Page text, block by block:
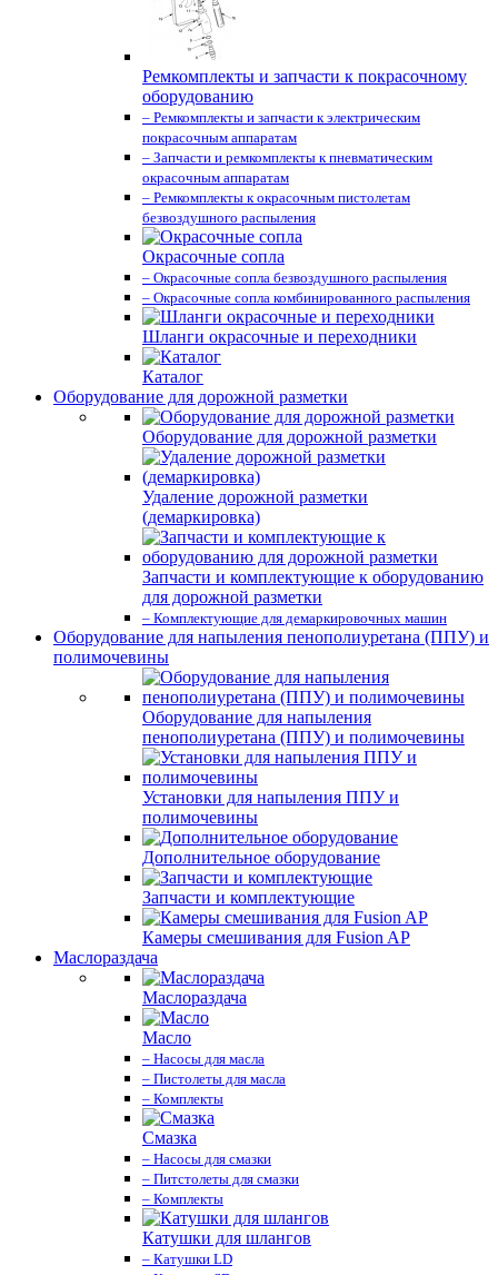
Ремкомплекты и запчасти к покрасочному
оборудованию
– Ремкомплекты и запчасти к электрическим
покрасочным аппаратам
– Запчасти и ремкомплекты к пневматическим
окрасочным аппаратам
– Ремкомплекты к окрасочным пистолетам
безвоздушного распыления
Окрасочные сопла
– Окрасочные сопла безвоздушного распыления
– Окрасочные сопла комбинированного распыления
Шланги окрасочные и переходники
Каталог
Оборудование для дорожной разметки
Оборудование для дорожной разметки
Удаление дорожной разметки
(демаркировка)
Запчасти и комплектующие к оборудованию
для дорожной разметки
– Комплектующие для демаркировочных машин
Оборудование для напыления пенополиуретана (ППУ) и
полимочевины
Оборудование для напыления
пенополиуретана (ППУ) и полимочевины
Установки для напыления ППУ и
полимочевины
Дополнительное оборудование
Запчасти и комплектующие
Камеры смешивания для Fusion AP
Маслораздача
Маслораздача
Масло
– Насосы для масла
– Пистолеты для масла
– Комплекты
Смазка
– Насосы для смазки
– Питстолеты для смазки
– Комплекты
Катушки для шлангов
– Катушки LD